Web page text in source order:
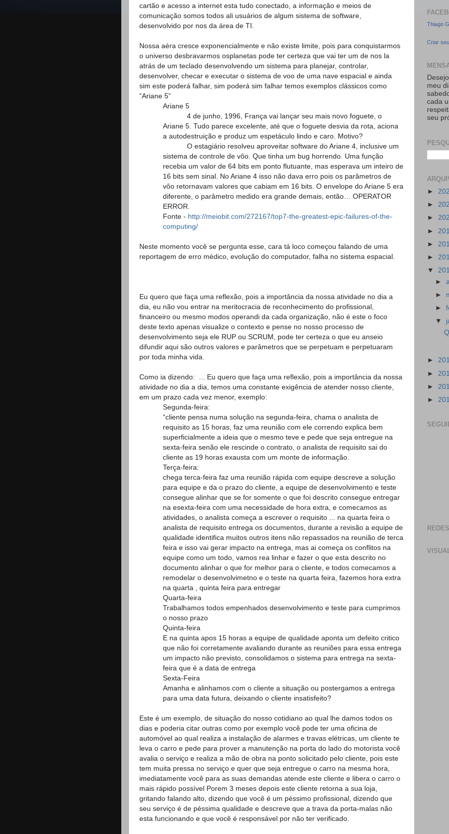
cartão e acesso a internet esta tudo conectado, a informação e meios de
comunicação somos todos ali usuários de algum sistema de software,
desenvolvido por nos da área de TI.
Nossa aéra cresce exponencialmente e não existe limite, pois para conquistarmos
o universo desbravarmos osplanetas pode ter certeza que vai ter um de nos la
atrás de um teclado desenvolvendo um sistema para planejar, controlar,
desenvolver, checar e executar o sistema de voo de uma nave espacial e ainda
sim este poderá falhar, sim poderá sim falhar temos exemplos clássicos como
“Ariane 5”
Ariane 5
4 de junho, 1996, França vai lançar seu mais novo foguete, o
Ariane 5. Tudo parece excelente, até que o foguete desvia da rota, aciona
a autodestruição e produz um espetáculo lindo e caro. Motivo?
O estagiário resolveu aproveitar software do Ariane 4, inclusive um
sistema de controle de vôo. Que tinha um bug horrendo. Uma função
recebia um valor de 64 bits em ponto flutuante, mas esperava um inteiro de
16 bits sem sinal. No Ariane 4 isso não dava erro pois os parâmetros de
vôo retornavam valores que cabiam em 16 bits. O envelope do Ariane 5 era
diferente, o parâmetro medido era grande demais, então… OPERATOR
ERROR.
Fonte - http://meiobit.com/272167/top7-the-greatest-epic-failures-of-the-
computing/
Neste momento você se pergunta esse, cara tá loco começou falando de uma
reportagem de erro médico, evolução do computador, falha no sistema espacial.
Eu quero que faça uma reflexão, pois a importância da nossa atividade no dia a
dia, eu não vou entrar na meritocracia de reconhecimento do profissional,
financeiro ou mesmo modos operandi da cada organização, não é este o foco
deste texto apenas visualize o contexto e pense no nosso processo de
desenvolvimento seja ele RUP ou SCRUM, pode ter certeza o que eu anseio
difundir aqui são outros valores e parâmetros que se perpetuam e perpetuaram
por toda minha vida.
Como ia dizendo: ... Eu quero que faça uma reflexão, pois a importância da nossa
atividade no dia a dia, temos uma constante exigência de atender nosso cliente,
em um prazo cada vez menor, exemplo:
Segunda-feira:
“cliente pensa numa solução na segunda-feira, chama o analista de
requisito as 15 horas, faz uma reunião com ele correndo explica bem
superficialmente a ideia que o mesmo teve e pede que seja entregue na
sexta-feira senão ele rescinde o contrato, o analista de requisito sai do
cliente as 19 horas exausta com um monte de informação.
Terça-feira:
chega terca-feira faz uma reunião rápida com equipe descreve a solução
para equipe e da o prazo do cliente, a equipe de desenvolvimento e teste
consegue alinhar que se for somente o que foi descrito consegue entregar
na esexta-feira com uma necessidade de hora extra, e comecamos as
atividades, o analista começa a escrever o requisito ... na quarta feira o
analista de requisito entrega os documentos, durante a revisão a equipe de
qualidade identifica muitos outros itens não repassados na reunião de terca
feira e isso vai gerar impacto na entrega, mas ai começa os conflitos na
equipe como um todo, vamos rea linhar e fazer o que esta descrito no
documento alinhar o que for melhor para o cliente, e todos comecamos a
remodelar o desenvolvimetno e o teste na quarta feira, fazemos hora extra
na quarta , quinta feira para entregar
Quarta-feira
Trabalhamos todos empenhados desenvolvimento e teste para cumprimos
o nosso prazo
Quinta-feira
E na quinta apos 15 horas a equipe de qualidade aponta um defeito critico
que não foi corretamente avaliando durante as reuniões para essa entrega
um impacto não previsto, consolidamos o sistema para entrega na sexta-
feira que é a data de entrega
Sexta-Feira
Amanha e alinhamos com o cliente a situação ou postergamos a entrega
para uma data futura, deixando o cliente insatisfeito?
Este é um exemplo, de situação do nosso cotidiano ao qual lhe damos todos os
dias e poderia citar outras como por exemplo você pode ter uma oficina de
automóvel ao qual realiza a instalação de alarmes e travas elétricas, um cliente te
leva o carro e pede para prover a manutenção na porta do lado do motorista você
avalia o serviço e realiza a mão de obra na ponto solicitado pelo cliente, pois este
tem muita pressa no serviço e quer que seja entregue o carro na mesma hora,
imediatamente você para as suas demandas atende este cliente e libera o carro o
mais rápido possível Porem 3 meses depois este cliente retorna a sua loja,
gritando falando alto, dizendo que você é um péssimo profissional, dizendo que
seu serviço é de péssima qualidade e descreve que a trava da porta-malas não
esta funcionando e que você é responsável por não ter verificado.
Thiago
Criar
meu
cada
seu
►
►
►
►
►
►
▼
►
►
►
▼
►
►
►
►